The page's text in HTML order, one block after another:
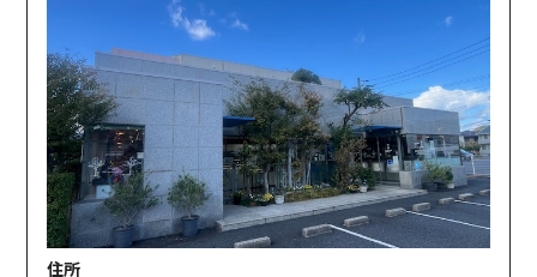
住所